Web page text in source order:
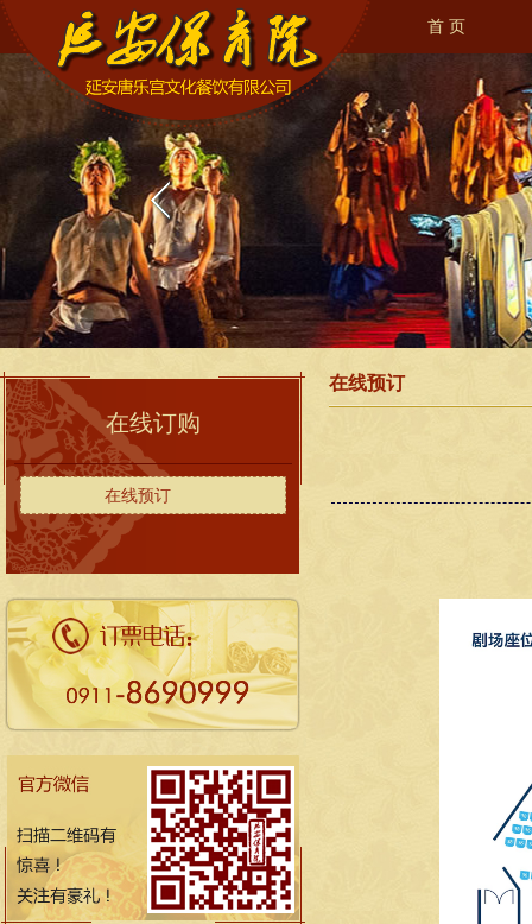
首 页
在线订购
在线预订
在线预订